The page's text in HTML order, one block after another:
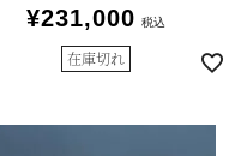
¥231,000 税込
在庫切れ